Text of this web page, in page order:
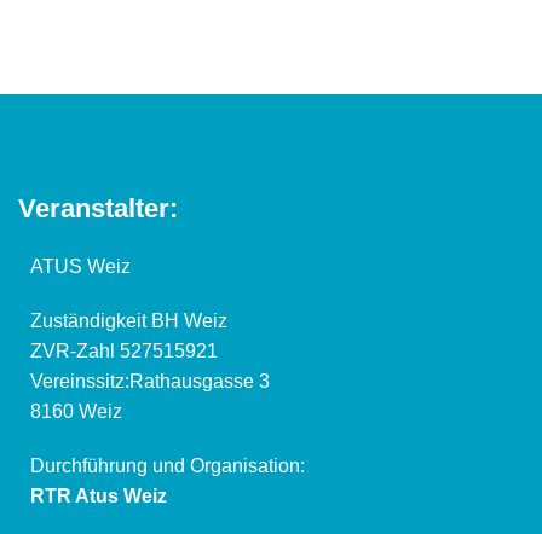
Veranstalter:
ATUS Weiz
Zuständigkeit BH Weiz
ZVR-Zahl 527515921
Vereinssitz:Rathausgasse 3
8160 Weiz
Durchführung und Organisation:
RTR Atus Weiz